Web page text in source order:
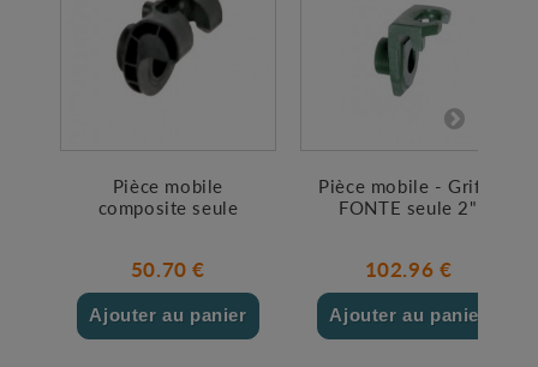
Pièce mobile
composite seule
50.70 €
Ajouter au panier
Pièce mobile - Griffe
FONTE seule 2"
102.96 €
Ajouter au panier